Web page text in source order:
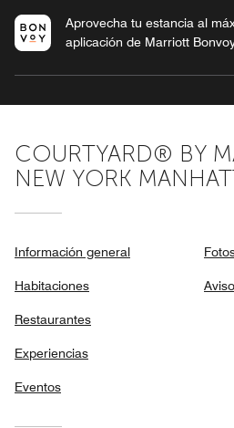
Aprovecha tu estancia al
aplicación de Marriott
COURTYARD® BY
NEW YORK
Información general
Habitaciones
Restaurantes
Experiencias
Eventos